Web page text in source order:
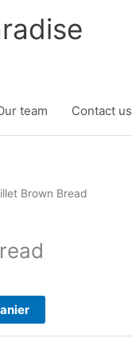
team Contact us
Brown Bread